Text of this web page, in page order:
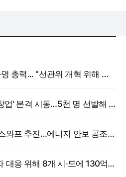
정부, '참정권 침해' 규명 총력... "선관위 개혁 위해 국정조사 등 모든 조치"
6만 명 몰린 '모두의 창업' 본격 시동…5천 명 선발해 밀착 지원
한일, 원유·석유제품 스와프 추진…에너지 안보 공조 강화
고용부, 중동전쟁 여파 대응 위해 8개 시·도에 130억 원 긴급 투입